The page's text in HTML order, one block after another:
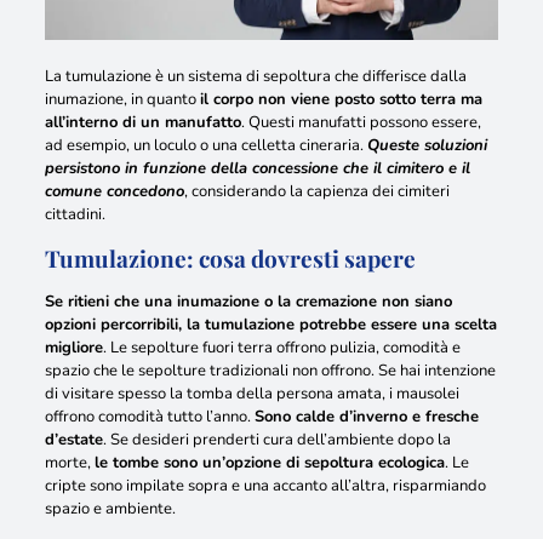
La tumulazione è un sistema di sepoltura che differisce dalla
inumazione, in quantoil corpo non viene posto sotto terra ma
all’interno di un manufatto. Questi manufatti possono essere,
ad esempio, un loculo o una celletta cineraria. Queste soluzioni
persistono in funzione della concessione che il cimitero e il
comune concedono, considerando la capienza dei cimiteri
cittadini.
Tumulazione: cosa dovresti sapere
Se ritieni che una inumazione o la cremazione non siano
opzioni percorribili, la tumulazione potrebbe essere una scelta
migliore. Le sepolture fuori terra offrono pulizia, comodità e
spazio che le sepolture tradizionali non offrono. Se hai intenzione
di visitare spesso la tomba della persona amata, i mausolei
offrono comodità tutto l’anno.Sono calde d’inverno e fresche
d’estate. Se desideri prenderti cura dell’ambiente dopo la
morte,le tombe sono un’opzione di sepoltura ecologica. Le
cripte sono impilate sopra e una accanto all’altra, risparmiando
spazio e ambiente.